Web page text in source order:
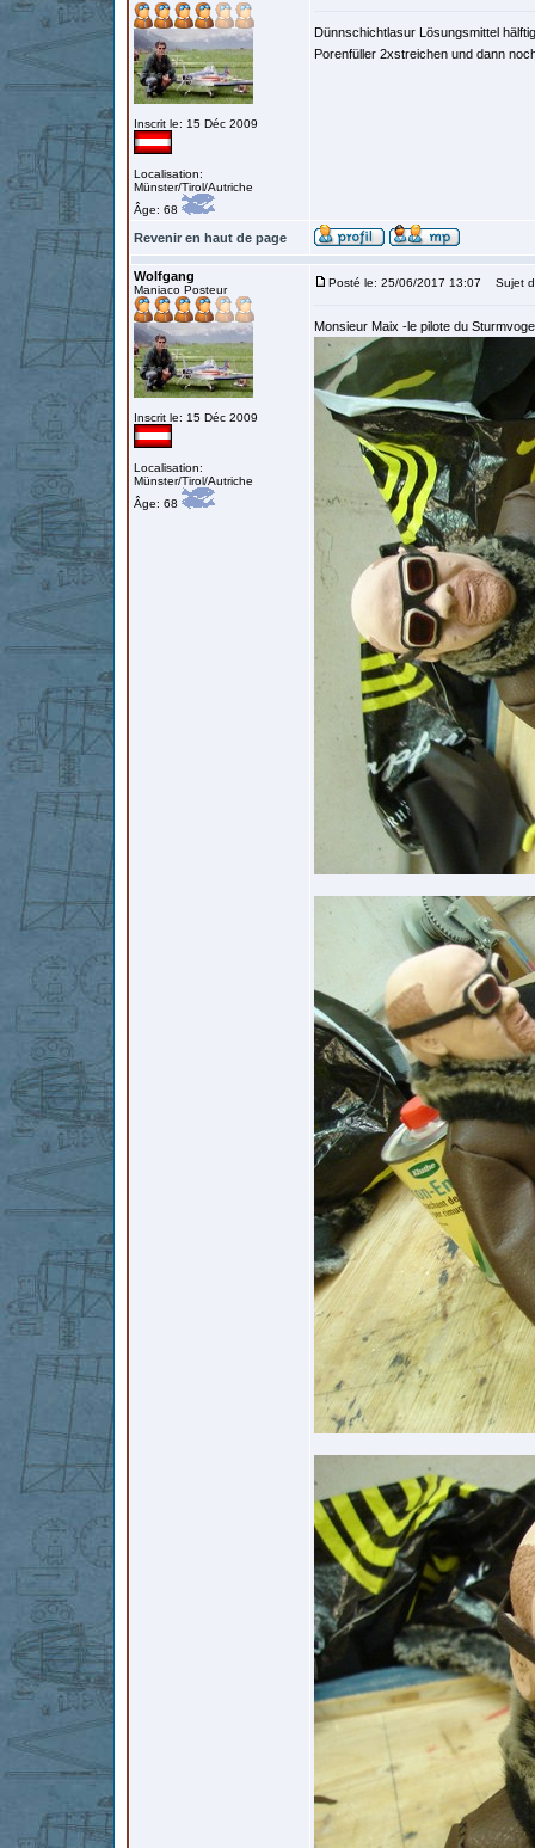
Inscrit le: 15 Déc 2009
Localisation:
Münster/Tirol/Autriche
Âge: 68
Dünnschichtlasur Lösungsmittel
Porenfüller 2xstreichen und dann
Revenir en haut de page
Wolfgang
Maniaco Posteur
Inscrit le: 15 Déc 2009
Localisation:
Münster/Tirol/Autriche
Âge: 68
Posté le: 25/06/2017 13:07 Sujet
Monsieur Maix -le pilote du